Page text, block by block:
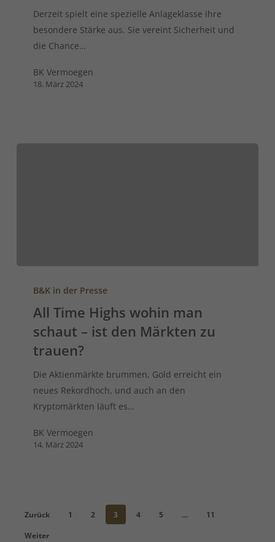
Derzeit spielt eine spezielle Anlageklasse ihre
besondere Stärke aus. Sie vereint Sicherheit und
die Chance…
BK Vermoegen
18. März 2024
B&K in der Presse
All Time Highs wohin man
schaut – ist den Märkten zu
trauen?
Die Aktienmärkte brummen, Gold erreicht ein
neues Rekordhoch, und auch an den
Kryptomärkten läuft es…
BK Vermoegen
14. März 2024
Zurück 1 2 3 4 5 …
11
Weiter